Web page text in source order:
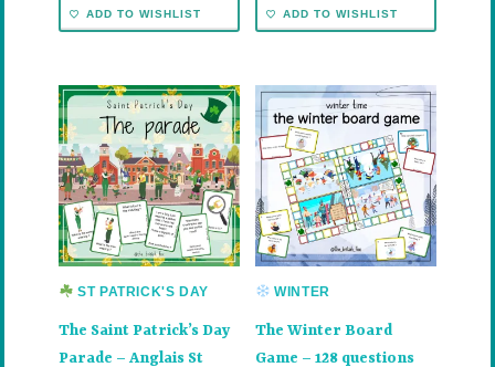
à
ADD TO WISHLIST
à
ADD TO WISHLIST
ST PATRICK'S DAY
The Saint Patrick’s Day
Parade – Anglais St
WINTER
The Winter Board
Game – 128 questions